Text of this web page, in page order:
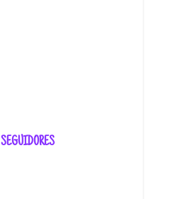
SEGUIDORES